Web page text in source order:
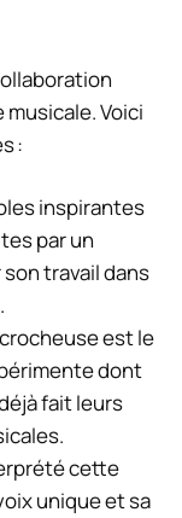
Voici
:
inspirantes
par un
travail dans
est le
dont
fait leurs
cette
unique et sa